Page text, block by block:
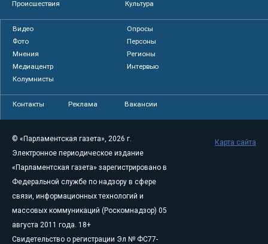
Происшествия
Культура
Видео
Опросы
Фото
Персоны
Мнения
Регионы
Медиацентр
Интервью
Колумнисты
Контакты Реклама Вакансии
© «Парламентская газета», 2026 г.
Электронное периодическое издание
«Парламентская газета» зарегистрировано в
Федеральной службе по надзору в сфере
связи, информационных технологий и
массовых коммуникаций (Роскомнадзор) 05
августа 2011 года. 18+
Свидетельство о регистрации Эл № ФС77-
Карта сайта